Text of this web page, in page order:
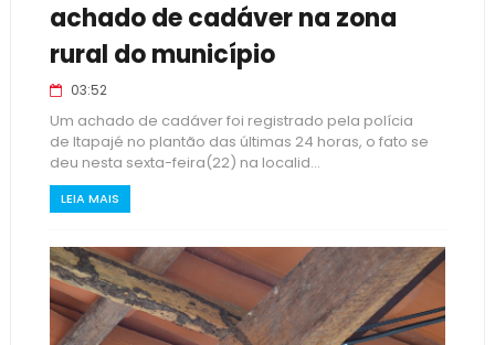
achado de cadáver na zona
rural do município
03:52
Um achado de cadáver foi registrado pela polícia
de Itapajé no plantão das últimas 24 horas, o fato se
deu nesta sexta-feira(22) na localid...
LEIA MAIS